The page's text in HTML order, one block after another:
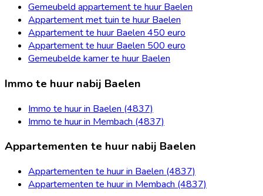
Gemeubeld appartement te huur Baelen
Appartement met tuin te huur Baelen
Appartement te huur Baelen 450 euro
Appartement te huur Baelen 500 euro
Gemeubelde kamer te huur Baelen
Immo te huur nabij Baelen
Immo te huur in Baelen (4837)
Immo te huur in Membach (4837)
Appartementen te huur nabij Baelen
Appartementen te huur in Baelen (4837)
Appartementen te huur in Membach (4837)